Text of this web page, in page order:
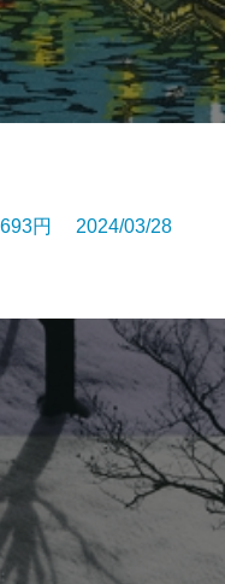
円 2024/03/28